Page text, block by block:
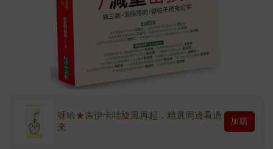
呀哈★吉伊卡哇旋風再起，精選周邊看過
來
加購